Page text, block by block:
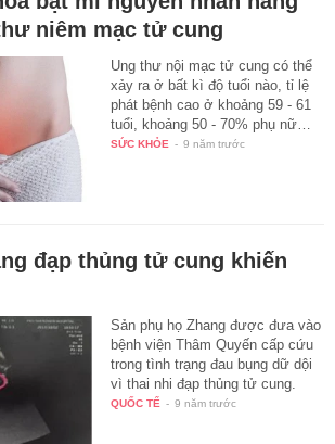
niêm mạc tử cung
Ung thư nội mạc tử cung có thể
xảy ra ở bất kì độ tuổi nào, tỉ lệ
phát bệnh cao ở khoảng 59 - 61
tuổi, khoảng 50 - 70% phụ nữ…
SỨC KHỎE - 9 năm trước
đạp thủng tử cung khiến
Sản phụ họ Zhang được đưa vào
bệnh viện Thâm Quyến cấp cứu
trong tình trạng đau bụng dữ dội
vì thai nhi đạp thủng tử cung.
QUỐC TẾ - 9 năm trước